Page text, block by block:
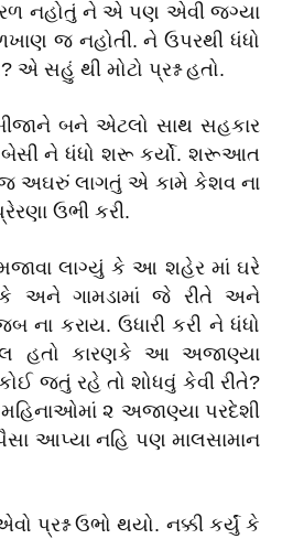
નહોતું ને એ પણ એવી જગ્યા
જ નહોતી. ને ઉપરથી ધંધો
એ સહું થી મોટો પ્રશ્ન હતો.
બને એટલો સાથ સહકાર
બેસી ને ધંધો શરૂ કર્યો. શરૂઆત
અઘરું લાગતું એ કામે કેશવ ના
ઉભી કરી.
લાગ્યું કે આ શહેર માં ઘરે
અને ગામડામાં જે રીતે અને
ના કરાય. ઉધારી કરી ને ધંધો
હતો કારણકે આ અજાણ્યા
જતું રહે તો શોધવું કેવી રીતે?
૨ અજાણ્યા પરદેશી
આપ્યા નહિ પણ માલસામાન
પ્રશ્ન ઉભો થયો. નક્કી કર્યું કે